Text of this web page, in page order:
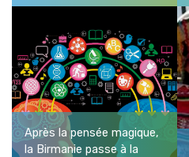
Après la pensée magique,
la Birmanie passe à la